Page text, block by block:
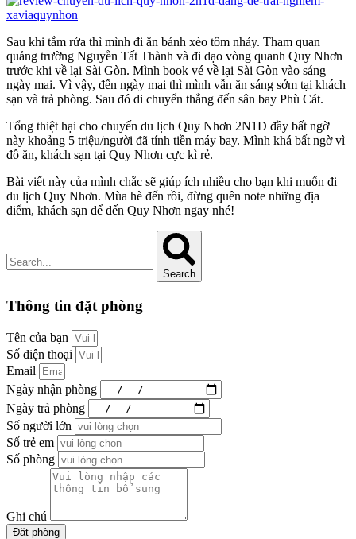
Sau khi tắm rửa thì mình đi ăn bánh xèo tôm nhảy. Tham quan
quảng trường Nguyễn Tất Thành và đi dạo vòng quanh Quy Nhơn
trước khi về lại Sài Gòn. Mình book vé về lại Sài Gòn vào sáng
ngày mai. Vì vậy, đến ngày mai thì mình vẫn ăn sáng sớm tại khách
sạn và trả phòng. Sau đó di chuyển thẳng đến sân bay Phù Cát.
Tổng thiệt hại cho chuyến du lịch Quy Nhơn 2N1D đầy bất ngờ
này khoảng 5 triệu/người đã tính tiền máy bay. Mình khá bất ngờ vì
đồ ăn, khách sạn tại Quy Nhơn cực kì rẻ.
Bài viết này của mình chắc sẽ giúp ích nhiều cho bạn khi muốn đi
du lịch Quy Nhơn. Mùa hè đến rồi, đừng quên note những địa
điểm, khách sạn để đến Quy Nhơn ngay nhé!
Search
Thông tin đặt phòng
Tên của bạn
Số điện thoại
Email
Ngày nhận phòng
Ngày trả phòng
Số người lớn
Số trẻ em
Số phòng
Ghi chú
Đặt phòng